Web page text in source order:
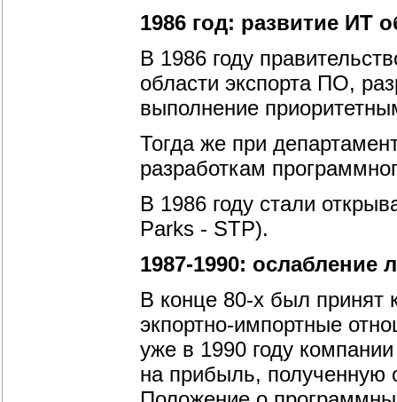
1986 год: развитие ИТ
В 1986 году
области экспорта ПО,
выполнение
Тогда же при
разработкам
В 1986 году стали
Parks - STP).
1987-1990: ослабление
В конце 80-х был принят
экпортно-импортные
уже в 1990 году
на прибыль, полученную